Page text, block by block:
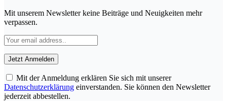
Mit unserem Newsletter keine Beiträge und Neuigkeiten mehr
verpassen.
Mit der Anmeldung erklären Sie sich mit unserer
Datenschutzerklärung einverstanden. Sie können den Newsletter
jederzeit abbestellen.